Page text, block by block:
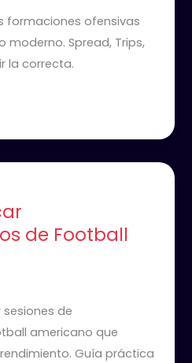
formaciones ofensivas
Spread, Trips,
la correcta.
de Football
de
americano que
Guía práctica